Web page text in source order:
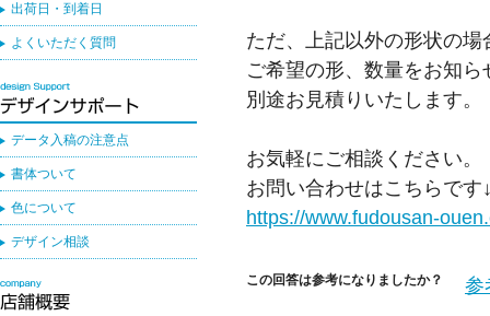
ただ、上記以外の形状の
ご希望の形、数量をお知
別途お見積りいたします。
お気軽にご相談ください。
お問い合わせはこちらです
https://www.fudousan-
この回答は参考になりましたか？ 参
出荷日・到着日
よくいただく質問
データ入稿の注意点
書体ついて
色について
デザイン相談